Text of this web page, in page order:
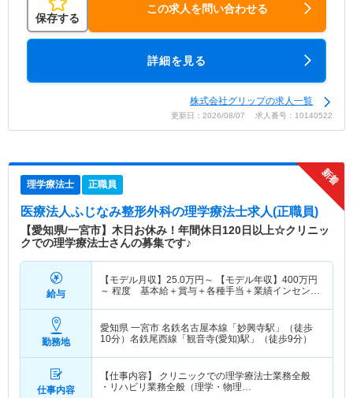
保存する
この求人を問い合わせる
詳細を見る
株式会社グリップの求人一覧
更新日：2026/08/07 求人番号：10140522
理学療法士 正職員
医療法人ふじなみ整形外科の理学療法士求人(正職員)
【愛知県/一宮市】木日お休み！年間休日120日以上☆クリニッ
クでの理学療法士さんの募集です♪
給与
【モデル月収】 25.0万円～ 【モデル年収】 400万円
～ 程度 基本給＋賞与＋各種手当＋業績インセンテ
勤務地
愛知県 一宮市 名鉄名古屋本線「妙興寺駅」（徒歩
10分）名鉄尾西線「観音寺(愛知)駅」（徒歩9分）
仕事内容
【仕事内容】 クリニックでの理学療法士業務全般
・リハビリ業務全般（理学・物理…